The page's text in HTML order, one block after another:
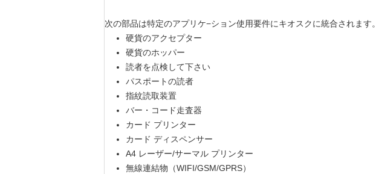
次の部品は特定のアプリケ−ション使用要件にキオスクに統合されます。
硬貨のアクセプター
硬貨のホッパー
読者を点検して下さい
パスポートの読者
指紋読取装置
バー・コード走査器
カード プリンター
カード ディスペンサー
A4 レーザー/サーマル プリンター
無線連結物（WIFI/GSM/GPRS）